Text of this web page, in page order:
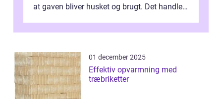
at gaven bliver husket og brugt. Det handler
01 december 2025
Effektiv opvarmning med
træbriketter